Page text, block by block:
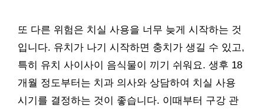
또 다른 위험은 치실 사용을 너무 늦게 시작하는 것
입니다. 유치가 나기 시작하면 충치가 생길 수 있고,
특히 유치 사이사이 음식물이 끼기 쉬워요. 생후 18
개월 정도부터는 치과 의사와 상담하여 치실 사용
시기를 결정하는 것이 좋습니다. 이때부터 구강 관